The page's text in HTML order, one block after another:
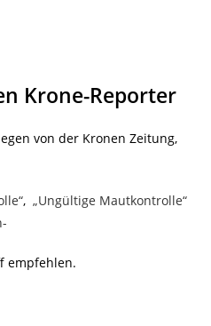
Krone-Reporter
von der Kronen Zeitung,
, „Ungültige Mautkontrolle“
empfehlen.